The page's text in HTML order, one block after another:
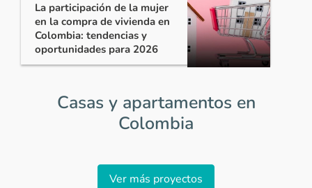
La participación de la mujer
en la compra de vivienda en
Colombia: tendencias y
oportunidades para 2026
Casas y apartamentos en
Colombia
Ver más proyectos